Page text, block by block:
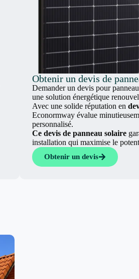
Obtenir un devis de
Demander un devis pour
une solution énergétique
Avec une solide réputation en
Econormway évalue
personnalisé.
Ce devis de panneau solaire
installation qui maximise le
Obtenir un devis